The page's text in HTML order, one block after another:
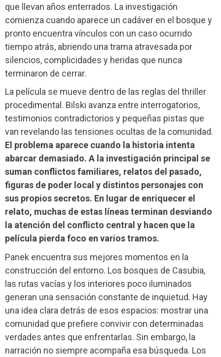
que llevan años enterrados. La investigación
comienza cuando aparece un cadáver en el bosque y
pronto encuentra vínculos con un caso ocurrido
tiempo atrás, abriendo una trama atravesada por
silencios, complicidades y heridas que nunca
terminaron de cerrar.
La película se mueve dentro de las reglas del thriller
procedimental. Bilski avanza entre interrogatorios,
testimonios contradictorios y pequeñas pistas que
van revelando las tensiones ocultas de la comunidad.
El problema aparece cuando la historia intenta
abarcar demasiado. A la investigación principal se
suman conflictos familiares, relatos del pasado,
figuras de poder local y distintos personajes con
sus propios secretos. En lugar de enriquecer el
relato, muchas de estas líneas terminan desviando
la atención del conflicto central y hacen que la
película pierda foco en varios tramos.
Panek encuentra sus mejores momentos en la
construcción del entorno. Los bosques de Casubia,
las rutas vacías y los interiores poco iluminados
generan una sensación constante de inquietud. Hay
una idea clara detrás de esos espacios: mostrar una
comunidad que prefiere convivir con determinadas
verdades antes que enfrentarlas. Sin embargo, la
narración no siempre acompaña esa búsqueda. Los